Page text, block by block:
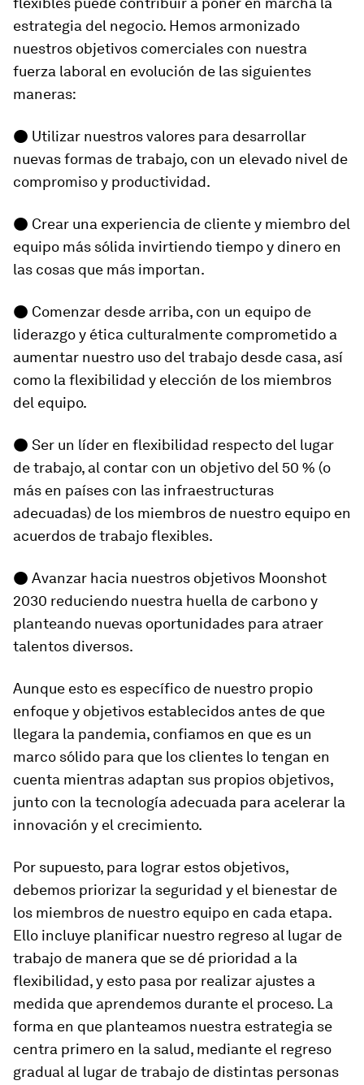
estrategia del negocio. Hemos armonizado
nuestros objetivos comerciales con nuestra
fuerza laboral en evolución de las siguientes
maneras:
● Utilizar nuestros valores para desarrollar
nuevas formas de trabajo, con un elevado nivel de
compromiso y productividad.
● Crear una experiencia de cliente y miembro del
equipo más sólida invirtiendo tiempo y dinero en
las cosas que más importan.
● Comenzar desde arriba, con un equipo de
liderazgo y ética culturalmente comprometido a
aumentar nuestro uso del trabajo desde casa, así
como la flexibilidad y elección de los miembros
del equipo.
● Ser un líder en flexibilidad respecto del lugar
de trabajo, al contar con un objetivo del 50 % (o
más en países con las infraestructuras
adecuadas) de los miembros de nuestro equipo en
acuerdos de trabajo flexibles.
● Avanzar hacia nuestros objetivos Moonshot
2030 reduciendo nuestra huella de carbono y
planteando nuevas oportunidades para atraer
talentos diversos.
Aunque esto es específico de nuestro propio
enfoque y objetivos establecidos antes de que
llegara la pandemia, confiamos en que es un
marco sólido para que los clientes lo tengan en
cuenta mientras adaptan sus propios objetivos,
junto con la tecnología adecuada para acelerar la
innovación y el crecimiento.
Por supuesto, para lograr estos objetivos,
debemos priorizar la seguridad y el bienestar de
los miembros de nuestro equipo en cada etapa.
Ello incluye planificar nuestro regreso al lugar de
trabajo de manera que se dé prioridad a la
flexibilidad, y esto pasa por realizar ajustes a
medida que aprendemos durante el proceso. La
forma en que planteamos nuestra estrategia se
centra primero en la salud, mediante el regreso
gradual al lugar de trabajo de distintas personas